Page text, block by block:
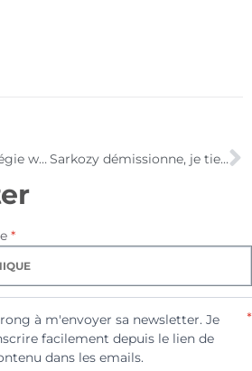
Affiliation : une stratégie web marketing illustrée Sarkozy démissionne, je tiens le scoop de l’année !
*
à m'envoyer sa newsletter. Je
facilement depuis le lien de
dans les emails.
*